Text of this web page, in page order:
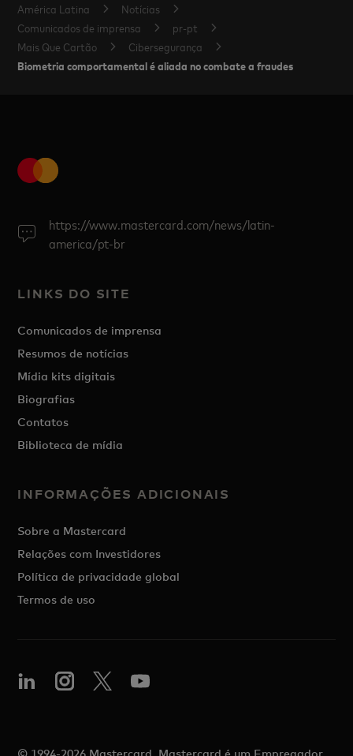
América Latina
Notícias
Comunicados de imprensa
pr-pt
Mais Que Cartão
Cibersegurança
Biometria comportamental é aliada no combate a fraudes
https://www.mastercard.com/news/latin-
america/pt-br
LINKS DO SITE
Comunicados de imprensa
Resumos de notícias
Mídia kits digitais
Biografias
Contatos
Biblioteca de mídia
INFORMAÇÕES ADICIONAIS
Sobre a Mastercard
Relações com Investidores
Política de privacidade global
Termos de uso